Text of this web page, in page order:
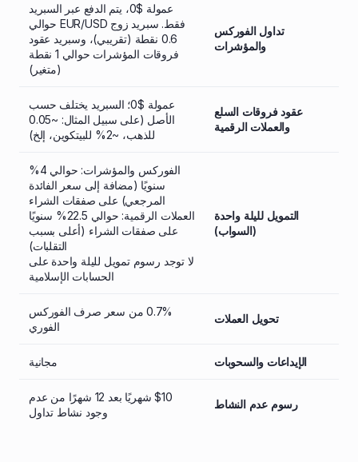
تداول الفوركس
والمؤشرات
عمولة $0، يتم الدفع عبر السبريد
فقط. سبريد زوج EUR/USD حوالي
0.6 نقطة (تقريبي)، وسبريد عقود
فروقات المؤشرات حوالي 1 نقطة
(متغير)
عقود فروقات السلع
والعملات الرقمية
عمولة $0؛ السبريد يختلف حسب
الأصل (على سبيل المثال: ~0.05
للذهب، ~2% للبيتكوين، إلخ)
التمويل لليلة واحدة
(السواب)
الفوركس والمؤشرات: حوالي 4%
سنويًا (مضافة إلى سعر الفائدة
المرجعي) على صفقات الشراء
العملات الرقمية: حوالي 22.5% سنويًا
على صفقات الشراء (أعلى بسبب
التقلبات)
لا توجد رسوم تمويل لليلة واحدة على
الحسابات الإسلامية
تحويل العملات
0.7% من سعر صرف الفوركس
الفوري
الإيداعات والسحوبات مجانية
رسوم عدم النشاط
$10 شهريًا بعد 12 شهرًا من عدم
وجود نشاط تداول